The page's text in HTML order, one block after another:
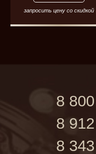
запросить цену со скидкой
8
8
8